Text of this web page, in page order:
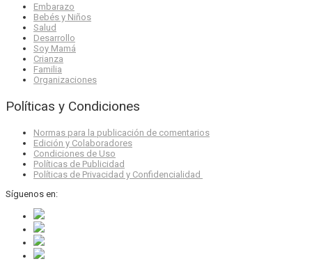
Embarazo
Bebés y Niños
Salud
Desarrollo
Soy Mamá
Crianza
Familia
Organizaciones
Políticas y Condiciones
Normas para la publicación de comentarios
Edición y Colaboradores
Condiciones de Uso
Políticas de Publicidad
Políticas de Privacidad y Confidencialidad
Síguenos en: